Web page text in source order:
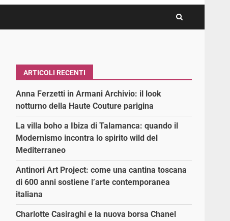
ARTICOLI RECENTI
Anna Ferzetti in Armani Archivio: il look
notturno della Haute Couture parigina
La villa boho a Ibiza di Talamanca: quando il
Modernismo incontra lo spirito wild del
Mediterraneo
Antinori Art Project: come una cantina toscana
di 600 anni sostiene l’arte contemporanea
italiana
Charlotte Casiraghi e la nuova borsa Chanel